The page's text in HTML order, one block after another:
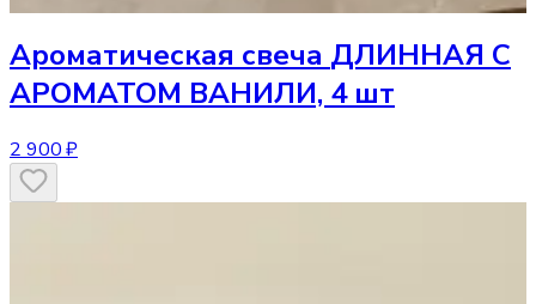
Ароматическая свеча ДЛИННАЯ С
АРОМАТОМ ВАНИЛИ, 4 шт
2 900 ₽